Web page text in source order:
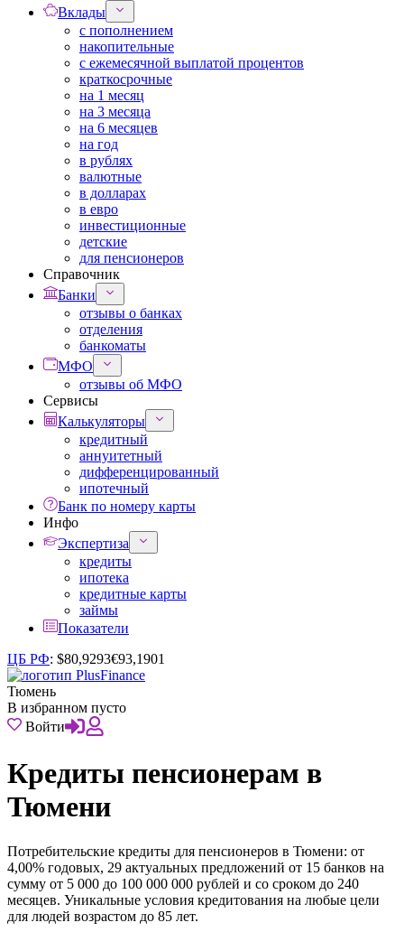
Вклады
с пополнением
накопительные
с ежемесячной выплатой процентов
краткосрочные
на 1 месяц
на 3 месяца
на 6 месяцев
на год
в рублях
валютные
в долларах
в евро
инвестиционные
детские
для пенсионеров
Справочник
Банки
отзывы о банках
отделения
банкоматы
МФО
отзывы об МФО
Сервисы
Калькуляторы
кредитный
аннуитетный
дифференцированный
ипотечный
Банк по номеру карты
Инфо
Экспертиза
кредиты
ипотека
кредитные карты
займы
Показатели
ЦБ РФ: $80,9293€93,1901
Тюмень
В избранном пусто
Войти
Кредиты пенсионерам в
Тюмени
Потребительские кредиты для пенсионеров в Тюмени: от
4,00% годовых, 29 актуальных предложений от 15 банков на
сумму от 5 000 до 100 000 000 рублей и со сроком до 240
месяцев. Уникальные условия кредитования на любые цели
для людей возрастом до 85 лет.